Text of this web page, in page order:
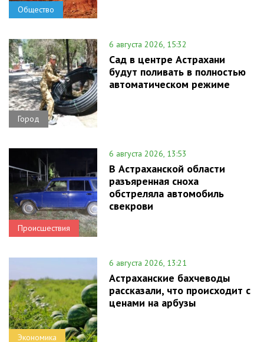
Общество
Город
6 августа 2026, 15:32
Сад в центре Астрахани
будут поливать в полностью
автоматическом режиме
Происшествия
6 августа 2026, 13:53
В Астраханской области
разъяренная сноха
обстреляла автомобиль
свекрови
Экономика
6 августа 2026, 13:21
Астраханские бахчеводы
рассказали, что происходит с
ценами на арбузы